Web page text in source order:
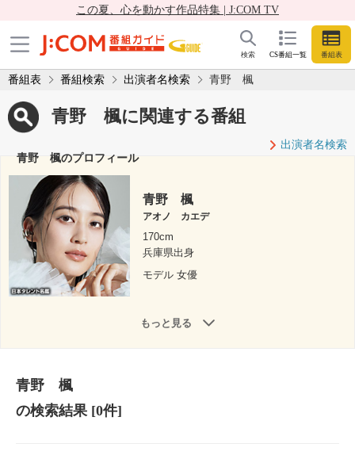
この夏、心を動かす作品特集 | J:COM TV
CS番組一覧 番組表
検索
番組表 番組検索 出演者名検索 青野 楓
青野 楓に関連する番組
出演者名検索
青野 楓のプロフィール
青野 楓
アオノ カエデ
170cm
兵庫県出身
モデル 女優
もっと見る
青野 楓
の検索結果[0件]